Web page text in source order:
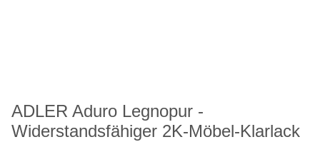
ADLER Aduro Legnopur -
Widerstandsfähiger 2K-Möbel-Klarlack